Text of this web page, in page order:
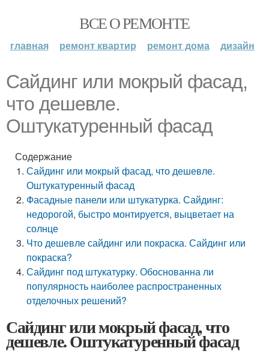
ВСЕ О РЕМОНТЕ
главная ремонт квартир ремонт дома дизайн
Сайдинг или мокрый фасад,
что дешевле.
Оштукатуренный фасад
Содержание
Сайдинг или мокрый фасад, что дешевле.
Оштукатуренный фасад
Фасадные панели или штукатурка. Сайдинг:
недорогой, быстро монтируется, выцветает на
солнце
Что дешевле сайдинг или покраска. Сайдинг или
покраска?
Сайдинг под штукатурку. Обоснованна ли
популярность наиболее распространенных
отделочных решений?
Сайдинг или мокрый фасад, что
дешевле. Оштукатуренный фасад